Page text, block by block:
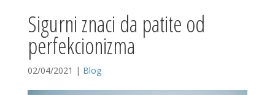
Sigurni znaci da patite od
perfekcionizma
02/04/2021 | Blog